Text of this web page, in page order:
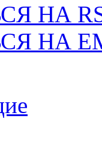
НА
НА